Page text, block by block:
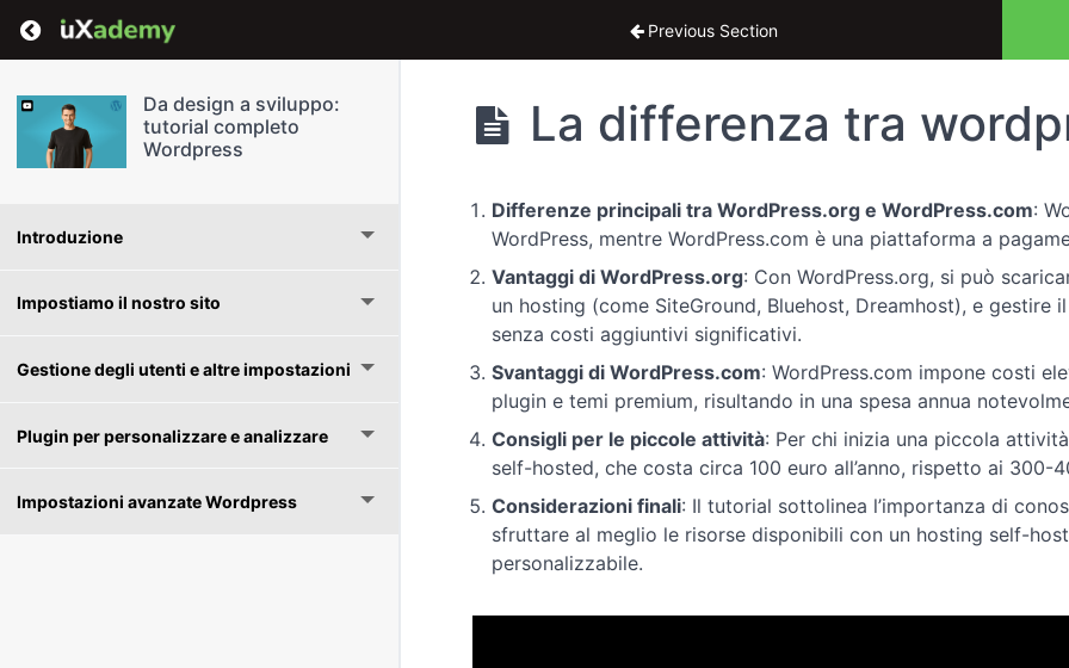
Return to course: Da design a sviluppo: tutorial completo WordPress
Previous Section
Da design a sviluppo:
tutorial completo
Wordpress
Introduzione
Impostiamo il nostro sito
Gestione degli utenti e altre impostazioni
Plugin per personalizzare e analizzare
Impostazioni avanzate Wordpress
La differenza tra
Differenze principali tra WordPress.org e WordPress.com:
WordPress, mentre WordPress.com è una piattaforma a
Vantaggi di WordPress.org: Con WordPress.org, si può
un hosting (come SiteGround, Bluehost, Dreamhost), e
senza costi aggiuntivi significativi.
Svantaggi di WordPress.com: WordPress.com impone costi
plugin e temi premium, risultando in una spesa annua
Consigli per le piccole attività: Per chi inizia una piccola
self-hosted, che costa circa 100 euro all’anno, rispetto ai 300-
Considerazioni finali: Il tutorial sottolinea l’importanza di
sfruttare al meglio le risorse disponibili con un hosting self-
personalizzabile.